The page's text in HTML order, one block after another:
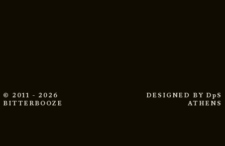
© 2011 - 2026
BITTERBOOZE
DESIGNED BY DpS
ATHENS